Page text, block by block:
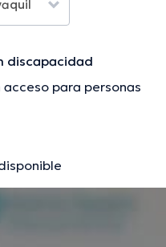
discapacidad
para personas